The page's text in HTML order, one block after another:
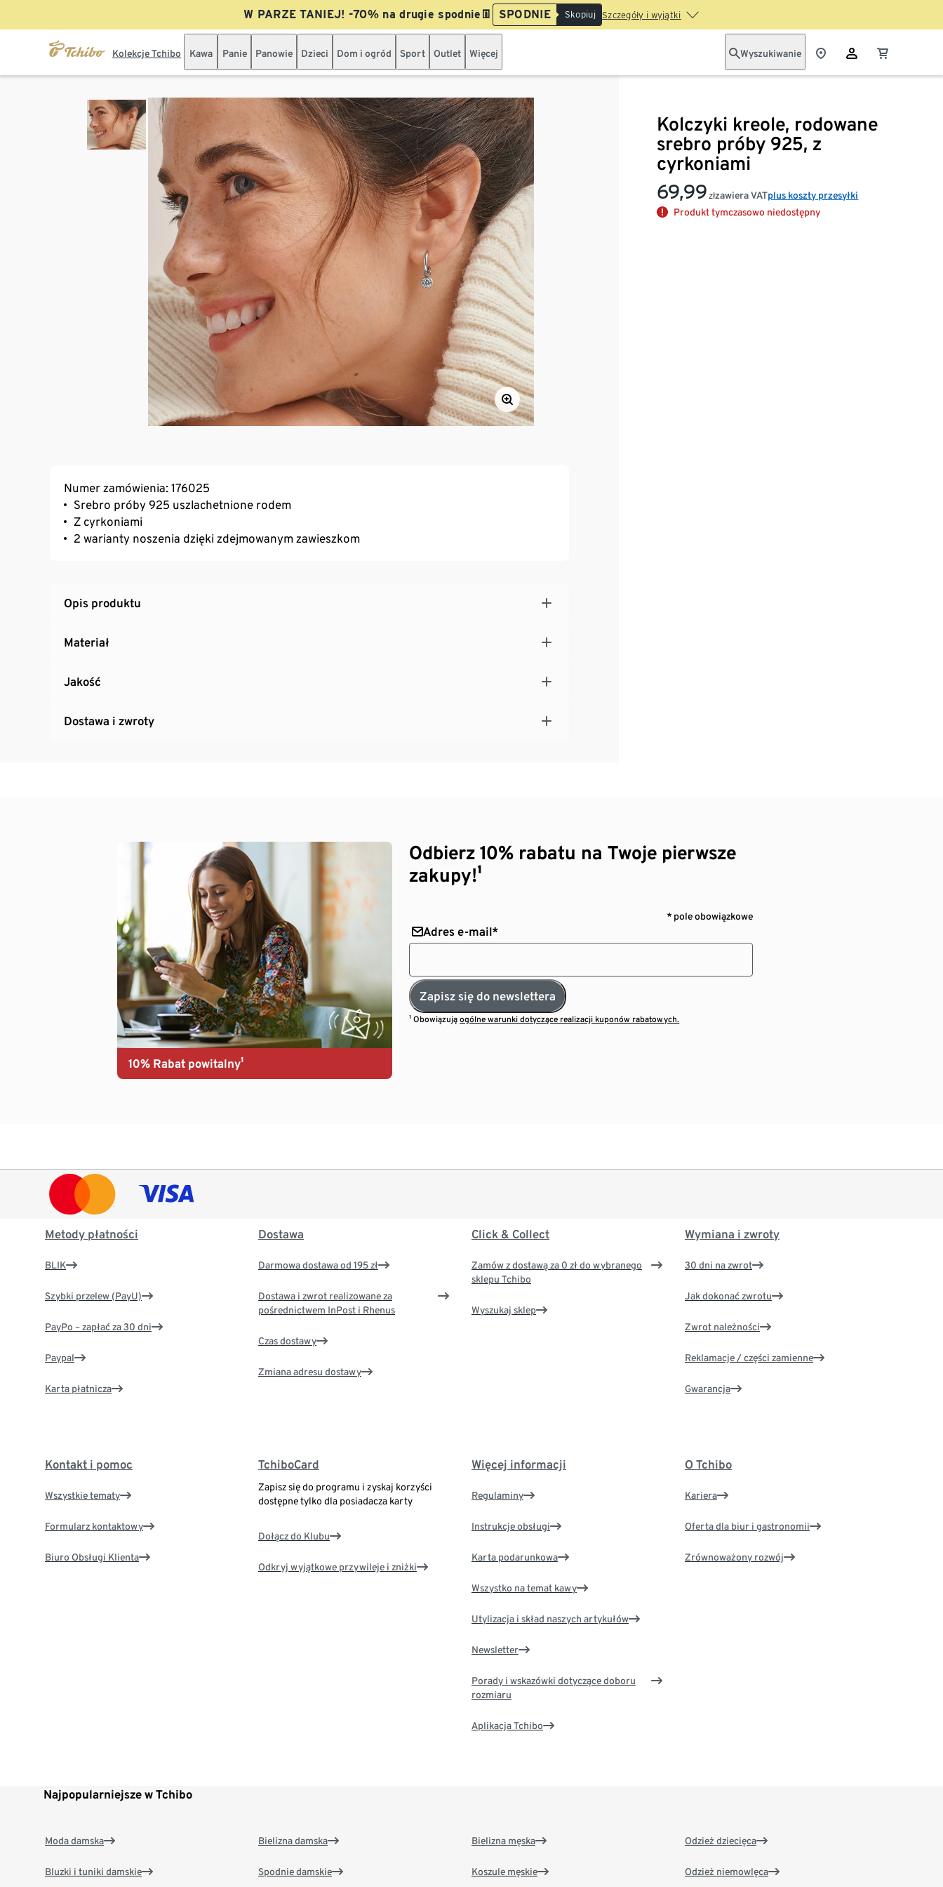
W PARZE TANIEJ! -70% na drugie spodnie👖 SPODNIE Skopiuj Szczegóły i wyjątki
Kolekcje Tchibo Kawa Panie Panowie Dzieci Dom i ogród Sport Outlet Więcej Wyszukiwanie
Kolczyki kreole, rodowane
srebro próby 925, z
cyrkoniami
69,99 złzawiera VATplus koszty przesyłki
Produkt tymczasowo niedostępny
Numer zamówienia: 176025
Srebro próby 925 uszlachetnione rodem
Z cyrkoniami
2 warianty noszenia dzięki zdejmowanym zawieszkom
Opis produktu
Materiał
Jakość
Dostawa i zwroty
10% Rabat powitalny¹
Odbierz 10% rabatu na Twoje pierwsze
zakupy!¹
* pole obowiązkowe
Adres e-mail*
Zapisz się do newslettera
¹ Obowiązująogólne warunki dotyczące realizacji kuponów rabatowych.
Metody płatności
BLIK
Szybki przelew (PayU)
PayPo – zapłać za 30 dni
Paypal
Karta płatnicza
Dostawa
Darmowa dostawa od 195 zł
Dostawa i zwrot realizowane za
pośrednictwem InPost i Rhenus
Czas dostawy
Zmiana adresu dostawy
Click & Collect
Zamów z dostawą za 0 zł do wybranego
sklepu Tchibo
Wyszukaj sklep
Wymiana i zwroty
30 dni na zwrot
Jak dokonać zwrotu
Zwrot należności
Reklamacje / części zamienne
Gwarancja
Kontakt i pomoc
Wszystkie tematy
Formularz kontaktowy
Biuro Obsługi Klienta
TchiboCard
Zapisz się do programu i zyskaj korzyści
dostępne tylko dla posiadacza karty
Dołącz do Klubu
Odkryj wyjątkowe przywileje i zniżki
Więcej informacji
Regulaminy
Instrukcje obsługi
Karta podarunkowa
Wszystko na temat kawy
Utylizacja i skład naszych artykułów
Newsletter
Porady i wskazówki dotyczące doboru
rozmiaru
Aplikacja Tchibo
O Tchibo
Kariera
Oferta dla biur i gastronomii
Zrównoważony rozwój
Najpopularniejsze w Tchibo
Moda damska
Bluzki i tuniki damskie
Bielizna damska
Spodnie damskie
Bielizna męska
Koszule męskie
Odzież dziecięca
Odzież niemowlęca